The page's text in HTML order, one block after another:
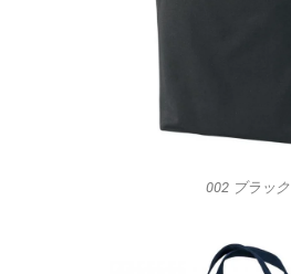
002 ブラック